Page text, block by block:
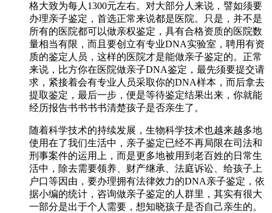
格大致为每人1300元左右。对大部分人来说，譬如须要
办理亲子鉴定，首选正常来说都是医院。只是，并不是
所有的医院都可以做亲权鉴定，具有合格资质的医院数
量相当有限，而且要创立有专业DNA实验室，聘用有资
质的鉴定人员，这样的医院才是能做亲子鉴定的。正常
来说，比方你在医院做亲子DNA鉴定，最先须要提交请
求，紧接着会有专业人员采取你的DNA样本，而后拿去
提取鉴定，最后一步，便是等待鉴定结果出来，你就能
经历报告书书书书清楚孩子是否亲生了。
随着科学技术的持续发展，生物科学技术也越来越多地
使用在了我们生活中，亲子鉴定已经不再局限在司法和
刑事案件的运用上，而是更多地被用到老百姓的日常生
活中，除去需要领养、财产继承、法庭诉讼、给孩子上
户口等因由，要办理拥有法律效力的DNA亲子鉴定，依
据小编的统计，咨询做亲子鉴定的人群里，其实有很大
一部分是出于个人需要，想知晓孩子是否自己亲生的。